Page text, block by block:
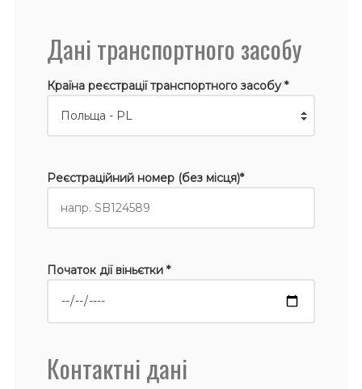
Дані транспортного засобу
Країна реєстрації транспортного засобу *
Реєстраційний номер (без місця)*
Початок дії віньєтки *
Контактні дані